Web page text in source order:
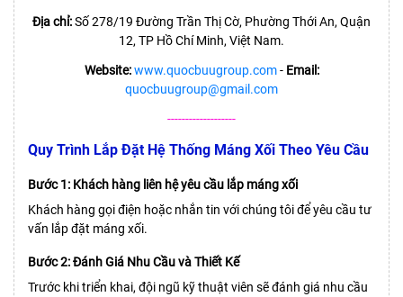
Địa chỉ:Số 278/19 Đường Trần Thị Cờ, Phường Thới An, Quận
12, TP Hồ Chí Minh, Việt Nam.
Website: www.quocbuugroup.com- Email:
quocbuugroup@gmail.com
-------------------
Quy Trình Lắp Đặt Hệ Thống Máng Xối Theo Yêu Cầu
Bước 1: Khách hàng liên hệ yêu cầu lắp máng xối
Khách hàng gọi điện hoặc nhắn tin với chúng tôi để yêu cầu tư
vấn lắp đặt máng xối.
Bước 2: Đánh Giá Nhu Cầu và Thiết Kế
Trước khi triển khai, đội ngũ kỹ thuật viên sẽ đánh giá nhu cầu